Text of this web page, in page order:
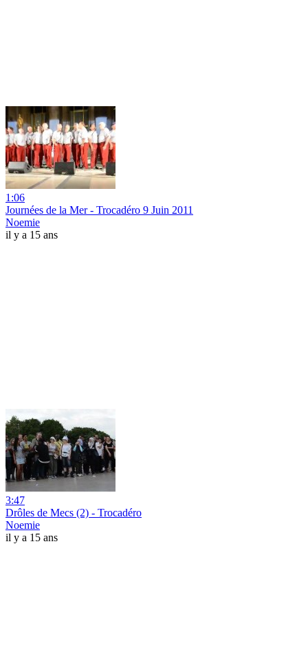
1:06
Journées de la Mer - Trocadéro 9 Juin 2011
Noemie
il y a 15 ans
3:47
Drôles de Mecs (2) - Trocadéro
Noemie
il y a 15 ans